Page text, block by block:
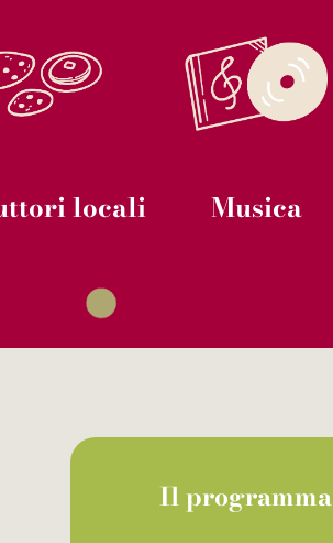
locali Musica
Il programma